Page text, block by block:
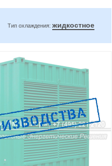
Тип охлаждения: жидкостное